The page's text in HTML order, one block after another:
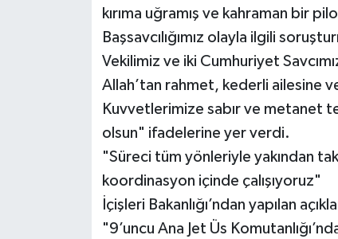
kırıma uğramış ve kahraman bir
Başsavcılığımız olayla ilgili
Vekilimiz ve iki Cumhuriyet
Allah’tan rahmet, kederli ailesine ve
Kuvvetlerimize sabır ve metanet
olsun" ifadelerine yer verdi.
"Süreci tüm yönleriyle yakından
koordinasyon içinde çalışıyoruz"
İçişleri Bakanlığı’ndan yapılan
"9’uncu Ana Jet Üs